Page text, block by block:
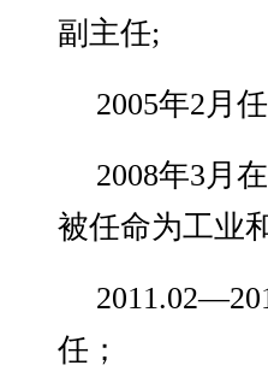
副主任;
2005年2月
2008年3月
被任命为工业
任；